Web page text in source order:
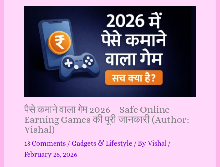
पैसे कमाने वाला गेम 2026 – Safe Online
Earning Games की पूरी जानकारी (Author:
Vishal)
18 Comments / Gadgets & Lifestyle/ ByVishal /
February 26, 2026